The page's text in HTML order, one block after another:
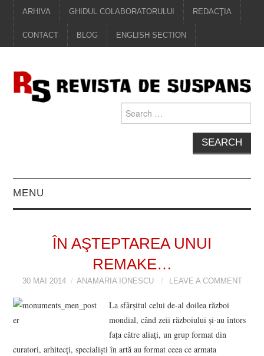
ARHIVA GHIDUL COLABORATORULUI REDACŢIA
CONTACT BLOG ENGLISH SECTION
for:
MENU
PROZĂ
VIZIUNI ȘI SPECTRE
CONTRAPAGINI
ÎN AŞTEPTAREA UNUI
REMAKE…
30 MAI 2014 ANAMARIA IONESCU LEAVE A COMMENT
La sfârşitul celui de-al doilea război
mondial, când zeii războiului şi-au întors
faţa către aliaţi, un grup format din
curatori, arhitecţi, specialişti în artă au format ceea ce armata